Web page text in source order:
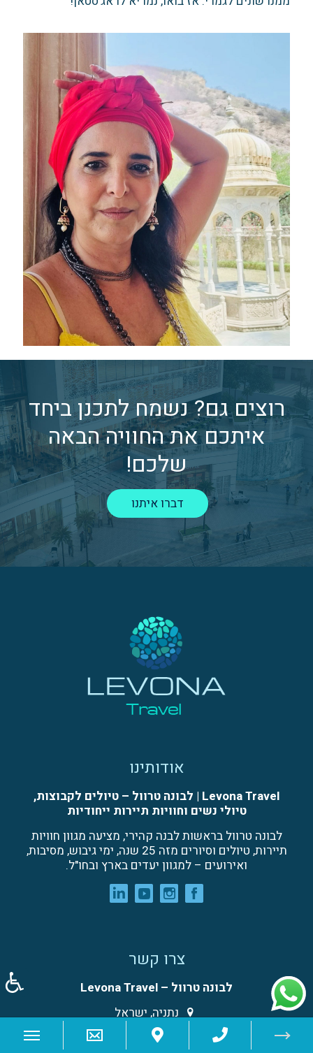
רוצים גם? נשמח לתכנן ביחד
איתכם את החוויה הבאה
שלכם!
דברו איתנו
אודותינו
Levona Travel | לבונה טרוול – טיולים לקבוצות,
טיולי נשים וחוויות תיירות ייחודיות
לבונה טרוול בראשות לבנה קהירי, מציעה מגוון חוויות
תיירות, טיולים וסיורים מזה 25 שנה, ימי גיבוש, מסיבות,
ואירועים – למגוון יעדים בארץ ובחו"ל.
צרו קשר
לבונה טרוול – Levona Travel
נתניה, ישראל
077-5101550